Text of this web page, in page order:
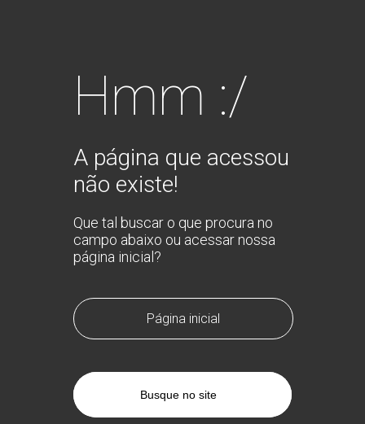
Hmm :/
A página que acessou
não existe!
Que tal buscar o que procura no
campo abaixo ou acessar nossa
página inicial?
Página inicial